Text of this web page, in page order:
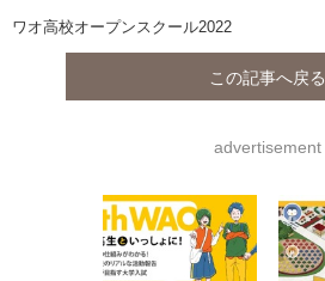
ワオ高校オープンスクール2022
この記事へ戻る
advertisement